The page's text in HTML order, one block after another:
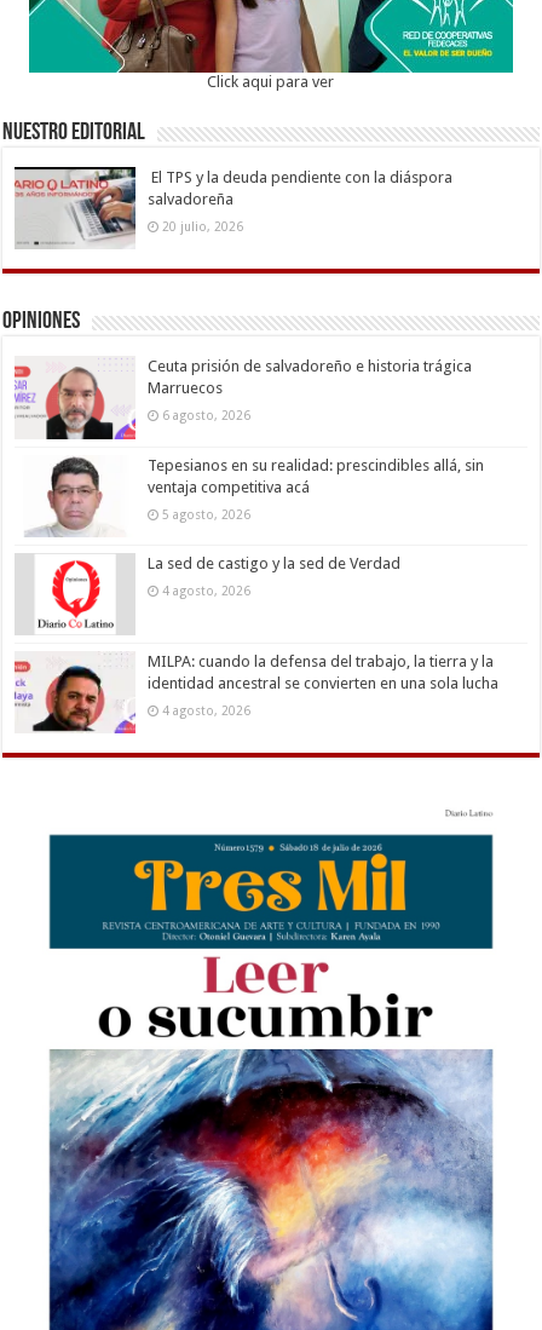
Click aqui para ver
Nuestro Editorial
El TPS y la deuda pendiente con la diáspora
salvadoreña
20 julio, 2026
Opiniones
Ceuta prisión de salvadoreño e historia trágica
Marruecos
6 agosto, 2026
Tepesianos en su realidad: prescindibles allá, sin
ventaja competitiva acá
5 agosto, 2026
La sed de castigo y la sed de Verdad
4 agosto, 2026
MILPA: cuando la defensa del trabajo, la tierra y la
identidad ancestral se convierten en una sola lucha
4 agosto, 2026